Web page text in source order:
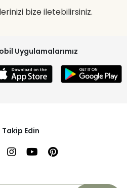
bize iletebilirsiniz.
Uygulamalarımız
Takip Edin